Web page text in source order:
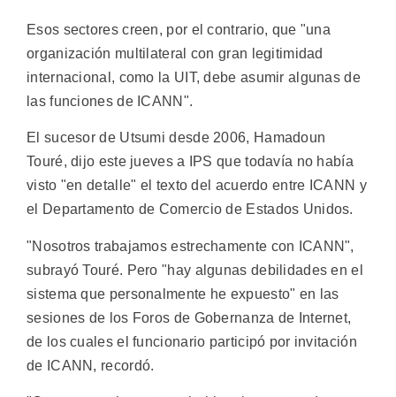
Esos sectores creen, por el contrario, que "una
organización multilateral con gran legitimidad
internacional, como la UIT, debe asumir algunas de
las funciones de ICANN".
El sucesor de Utsumi desde 2006, Hamadoun
Touré, dijo este jueves a IPS que todavía no había
visto "en detalle" el texto del acuerdo entre ICANN y
el Departamento de Comercio de Estados Unidos.
"Nosotros trabajamos estrechamente con ICANN",
subrayó Touré. Pero "hay algunas debilidades en el
sistema que personalmente he expuesto" en las
sesiones de los Foros de Gobernanza de Internet,
de los cuales el funcionario participó por invitación
de ICANN, recordó.